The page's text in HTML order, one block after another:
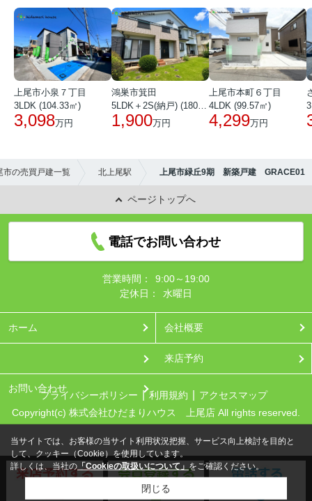
上尾市小泉７丁目
3LDK (104.33㎡)
3,098万円
鴻巣市箕田
1,900万円
上尾市本町６丁目
4LDK (99.57㎡)
4,299万円
市の売買戸建一覧 北上尾駅 上尾市緑丘9期 新築戸建 GRACE01
ページトップへ
電話でお問い合わせ
営業時間：
9:00～19:00
定休日：
水曜日
ホーム 会社概要
お問い合わせ
来店予約
プライバシーポリシー 利用規約
アクセスマップ
Copyright(c) 株式会社ひだまりハウス 上尾店 All rights reserved.
当サイトでは、お客様の当サイト利用状況把握、サービス向上検討を目的と
して、クッキー（Cookie）を使用しています。
詳しくは、当社の 「Cookieの取扱いについて」をご確認ください。
閉じる